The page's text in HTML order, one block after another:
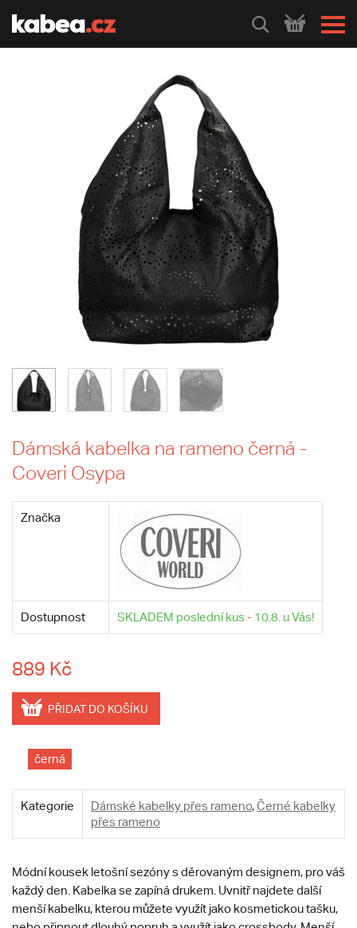
HLEDEJ
Dámská kabelka na rameno černá -
Coveri Osypa
Značka
Dostupnost SKLADEM poslední kus - 10.8. u Vás!
889 Kč
PŘIDAT DO KOŠÍKU
černá
Kategorie Dámské kabelky přes rameno,Černé kabelky
přes rameno
Módní kousek letošní sezóny s děrovaným designem, pro váš
každý den. Kabelka se zapíná drukem. Uvnitř najdete další
menší kabelku, kterou můžete využít jako kosmetickou tašku,